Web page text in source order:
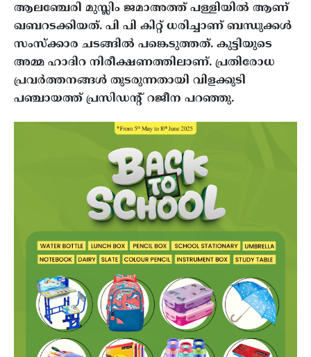
ആലഞ്ചേരി മുസ്ലിം ജമാഅത്ത് പള്ളിയില്‍ ആണ്
ഖബറടക്കിയത്. പി പി കിറ്റ് ധരിച്ചാണ് ബന്ധുക്കള്‍
സംസ്‌ക്കാര ചടങ്ങില്‍ പങ്കെടുത്തത്. കുട്ടിയുടെ
അമ്മ ഹാദിറ നിരീക്ഷണത്തിലാണ്. പ്രതിരോധ
പ്രവര്‍ത്തനങ്ങള്‍ തുടരുന്നതായി വിളക്കുടി
പഞ്ചായത്ത് പ്രസിഡന്റ് റജീന പറഞ്ഞു.